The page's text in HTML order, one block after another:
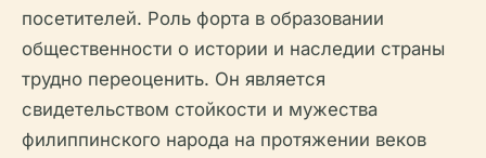
посетителей. Роль форта в образовании
общественности о истории и наследии страны
трудно переоценить. Он является
свидетельством стойкости и мужества
филиппинского народа на протяжении веков